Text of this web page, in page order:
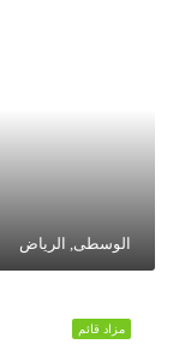
الوسطى, الرياض
مزاد قائم